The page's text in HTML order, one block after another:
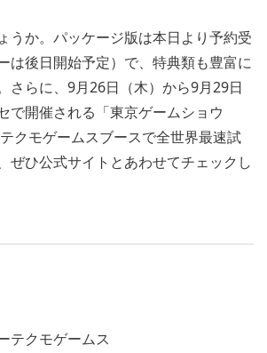
うか。パッケージ版は本日より予約受
は後日開始予定）で、特典類も豊富に
さらに、9月26日（木）から9月29日
で開催される「東京ゲームショウ
クモゲームスブースで全世界最速試
ぜひ公式サイトとあわせてチェックし
テクモゲームス